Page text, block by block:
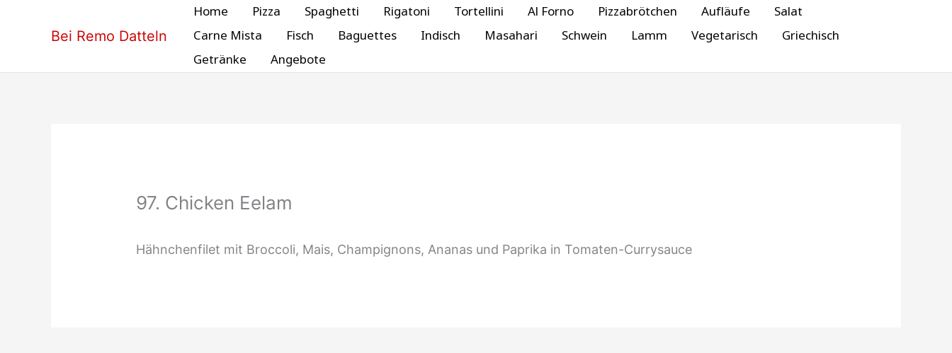
Bei Remo Datteln
Home Pizza Spaghetti Rigatoni Tortellini Al Forno Pizzabrötchen Aufläufe
Salat
Carne Mista
Fisch Baguettes Indisch Masahari Schwein Lamm Vegetarisch
Griechisch
Getränke
Angebote
97. Chicken Eelam
Hähnchenfilet mit Broccoli, Mais, Champignons, Ananas und Paprika in Tomaten-Currysauce